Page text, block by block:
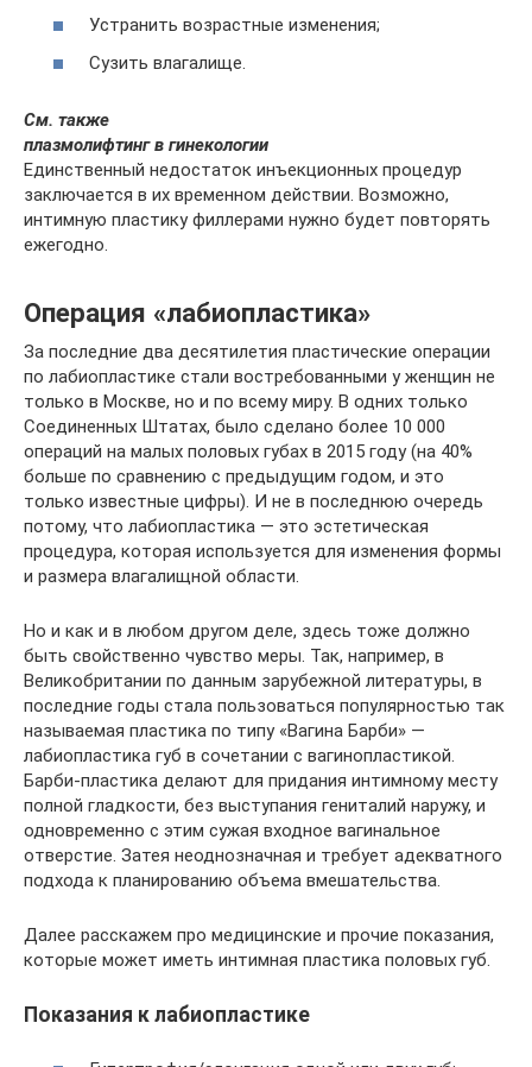
Устранить возрастные изменения;
Сузить влагалище.
См. также
плазмолифтинг в гинекологии
Единственный недостаток инъекционных процедур
заключается в их временном действии. Возможно,
интимную пластику филлерами нужно будет повторять
ежегодно.
Операция «лабиопластика»
За последние два десятилетия пластические операции
по лабиопластике стали востребованными у женщин не
только в Москве, но и по всему миру. В одних только
Соединенных Штатах, было сделано более 10 000
операций на малых половых губах в 2015 году (на 40%
больше по сравнению с предыдущим годом, и это
только известные цифры). И не в последнюю очередь
потому, что лабиопластика — это эстетическая
процедура, которая используется для изменения формы
и размера влагалищной области.
Но и как и в любом другом деле, здесь тоже должно
быть свойственно чувство меры. Так, например, в
Великобритании по данным зарубежной литературы, в
последние годы стала пользоваться популярностью так
называемая пластика по типу «Вагина Барби» —
лабиопластика губ в сочетании с вагинопластикой.
Барби-пластика делают для придания интимному месту
полной гладкости, без выступания гениталий наружу, и
одновременно с этим сужая входное вагинальное
отверстие. Затея неоднозначная и требует адекватного
подхода к планированию объема вмешательства.
Далее расскажем про медицинские и прочие показания,
которые может иметь интимная пластика половых губ.
Показания к лабиопластике